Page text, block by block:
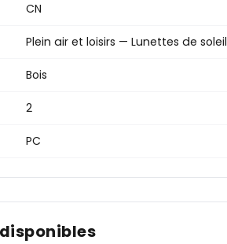
CN
Plein air et loisirs — Lunettes de soleil
Bois
2
PC